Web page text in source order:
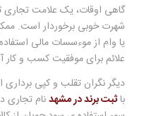
گاهی اوقات، یک علامت تجاری
شهرت خوبی برخوردار است.
یا وام از موءسسات مالی
علائم برای موفقیت کسب و کار
دیگر نگران تقلب و کپی برداری
باثبت برند در مشهدنام تجاری